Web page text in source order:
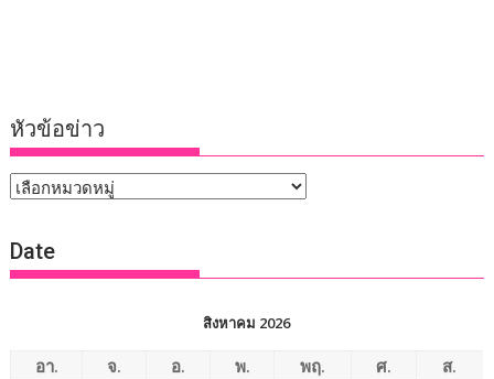
หัวข้อข่าว
หัวข้อ
Date
สิงหาคม 2026
อา. จ. อ. พ. พฤ. ศ.
ส.